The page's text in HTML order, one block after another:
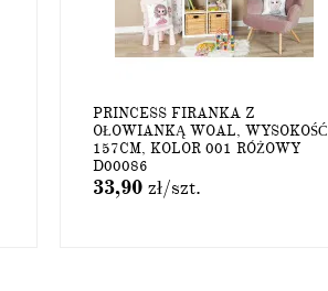
PRINCESS FIRANKA Z
OŁOWIANKĄ WOAL, WYSOKOŚĆ
157CM, KOLOR 001 RÓŻOWY
D00086
33,90 zł/szt.